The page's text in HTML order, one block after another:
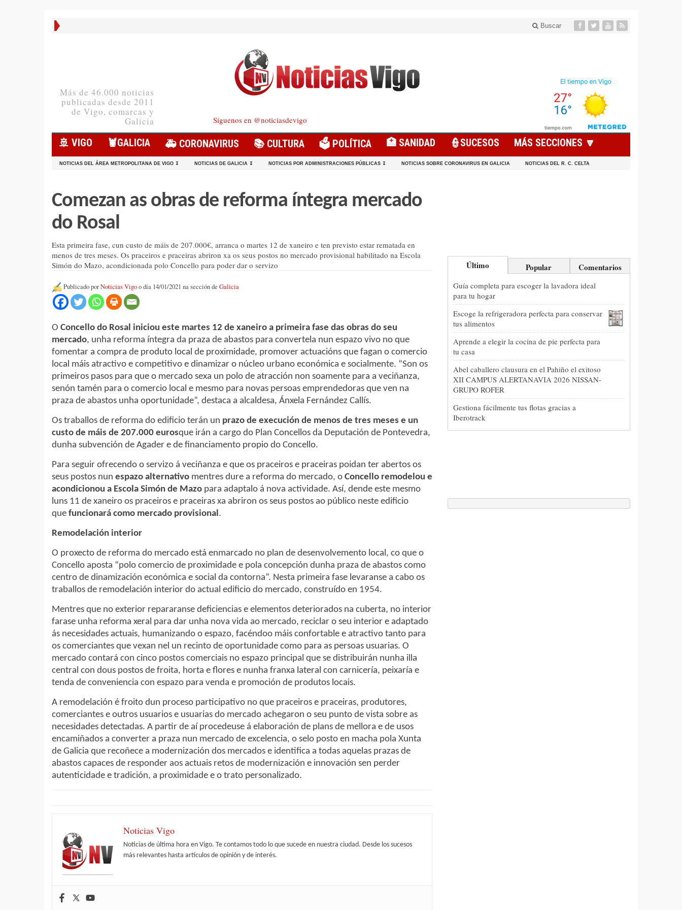
Buscar
Más de 46.000 noticias
publicadas desde 2011
de Vigo, comarcas y
Galicia
Síguenos en @noticiasdevigo
🚢 VIGO 🦞️GALICIA 🚑 CORONAVIRUS 📚 CULTURA 🗳️ POLÍTICA 🏥 SANIDAD 👮SUCESOS MÁS SECCIONES 🔽
NOTICIAS DEL ÁREA METROPOLITANA DE VIGO ↧ NOTICIAS DE GALICIA ↧ NOTICIAS POR ADMINISTRACIONES PÚBLICAS ↧ NOTICIAS SOBRE CORONAVIRUS EN GALICIA NOTICIAS DEL R. C. CELTA
Comezan as obras de reforma íntegra mercado
do Rosal
Esta primeira fase, cun custo de máis de 207.000€, arranca o martes 12 de xaneiro e ten previsto estar rematada en
menos de tres meses. Os praceiros e praceiras abriron xa os seus postos no mercado provisional habilitado na Escola
Simón do Mazo, acondicionada polo Concello para poder dar o servizo
Publicado porNoticias Vigoo día 14/01/2021 na sección de Galicia
O Concello do Rosal iniciou este martes 12 de xaneiro a primeira fase das obras do seu
mercado, unha reforma íntegra da praza de abastos para convertela nun espazo vivo no que
fomentar a compra de produto local de proximidade, promover actuacións que fagan o comercio
local máis atractivo e competitivo e dinamizar o núcleo urbano económica e socialmente. “Son os
primeiros pasos para que o mercado sexa un polo de atracción non soamente para a veciñanza,
senón tamén para o comercio local e mesmo para novas persoas emprendedoras que ven na
praza de abastos unha oportunidade”, destaca a alcaldesa, Ánxela Fernández Callís.
Os traballos de reforma do edificio terán un prazo de execución de menos de tres meses e un
custo de máis de 207.000 eurosque irán a cargo do Plan Concellos da Deputación de Pontevedra,
dunha subvención de Agader e de financiamento propio do Concello.
Para seguir ofrecendo o servizo á veciñanza e que os praceiros e praceiras poidan ter abertos os
seus postos nun espazo alternativo mentres dure a reforma do mercado, o Concello remodelou e
acondicionou a Escola Simón de Mazo para adaptalo á nova actividade. Así, dende este mesmo
luns 11 de xaneiro os praceiros e praceiras xa abriron os seus postos ao público neste edificio
que funcionará como mercado provisional.
Remodelación interior
O proxecto de reforma do mercado está enmarcado no plan de desenvolvemento local, co que o
Concello aposta “polo comercio de proximidade e pola concepción dunha praza de abastos como
centro de dinamización económica e social da contorna”. Nesta primeira fase levaranse a cabo os
traballos de remodelación interior do actual edificio do mercado, construído en 1954.
Mentres que no exterior repararanse deficiencias e elementos deteriorados na cuberta, no interior
farase unha reforma xeral para dar unha nova vida ao mercado, reciclar o seu interior e adaptado
ás necesidades actuais, humanizando o espazo, facéndoo máis confortable e atractivo tanto para
os comerciantes que vexan nel un recinto de oportunidade como para as persoas usuarias. O
mercado contará con cinco postos comerciais no espazo principal que se distribuirán nunha illa
central con dous postos de froita, horta e flores e nunha franxa lateral con carnicería, peixaría e
tenda de conveniencia con espazo para venda e promoción de produtos locais.
A remodelación é froito dun proceso participativo no que praceiros e praceiras, produtores,
comerciantes e outros usuarios e usuarias do mercado achegaron o seu punto de vista sobre as
necesidades detectadas. A partir de aí procedeuse á elaboración de plans de mellora e de usos
encamiñados a converter a praza nun mercado de excelencia, o selo posto en macha pola Xunta
de Galicia que recoñece a modernización dos mercados e identifica a todas aquelas prazas de
abastos capaces de responder aos actuais retos de modernización e innovación sen perder
autenticidade e tradición, a proximidade e o trato personalizado.
Noticias Vigo
Noticias de última hora en Vigo. Te contamos todo lo que sucede en nuestra ciudad. Desde los sucesos
más relevantes hasta artículos de opinión y de interés.
Último Popular Comentarios
Guía completa para escoger la lavadora ideal
para tu hogar
Escoge la refrigeradora perfecta para conservar
tus alimentos
Aprende a elegir la cocina de pie perfecta para
tu casa
Abel caballero clausura en el Pahiño el exitoso
XII CAMPUS ALERTANAVIA 2026 NISSAN-
GRUPO ROFER
Gestiona fácilmente tus flotas gracias a
Iberotrack